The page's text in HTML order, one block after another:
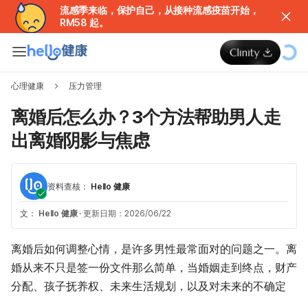
流感季来临，保护自己，从接种流感疫苗开始，
RM58 起。
心理健康 压力管理
离婚后怎么办？3个方法帮助男人走
出离婚阴影与焦虑
资料查核： Hello 健康
文： Hello 健康 · 更新日期：2026/06/22
离婚后如何调整心情，是许多男性最常面对的问题之一。离
婚从来不只是签一份文件那么简单，当婚姻走到终点，财产
分配、孩子抚养权、未来生活规划，以及对未来的不确定